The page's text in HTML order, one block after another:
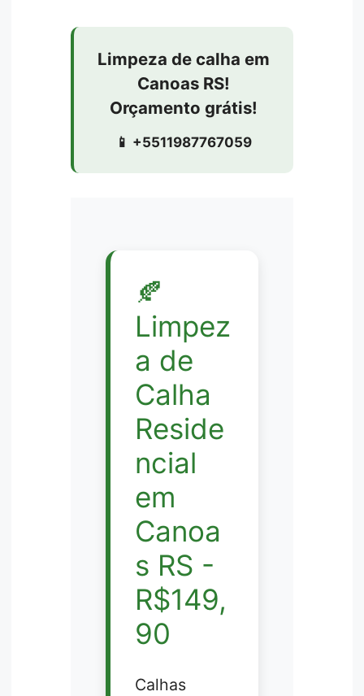
Limpeza de calha em
Canoas RS!
Orçamento grátis!
📱 +5511987767059
🍂
Limpez
a de
Calha
Reside
ncial
em
Canoa
s RS -
R$149,
90
Calhas